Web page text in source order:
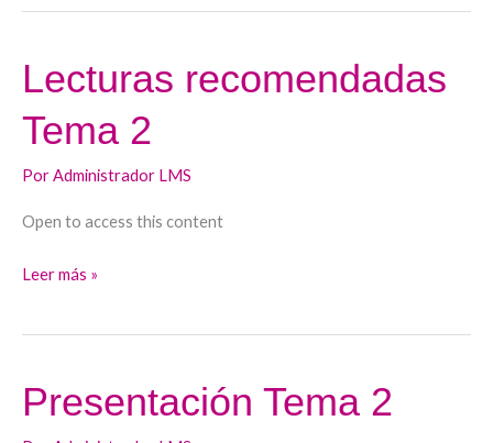
Lecturas recomendadas
Tema 2
PorAdministrador LMS
Open to access this content
Lecturas
recomendadas
Tema
Leer más »
Presentación Tema 2
Presentación
Tema